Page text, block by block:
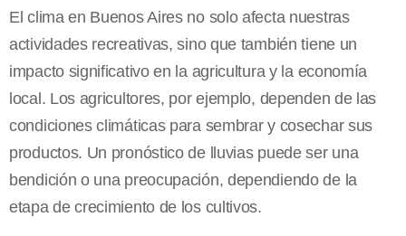
El clima en Buenos Aires no solo afecta nuestras
actividades recreativas, sino que también tiene un
impacto significativo en la agricultura y la economía
local. Los agricultores, por ejemplo, dependen de las
condiciones climáticas para sembrar y cosechar sus
productos. Un pronóstico de lluvias puede ser una
bendición o una preocupación, dependiendo de la
etapa de crecimiento de los cultivos.